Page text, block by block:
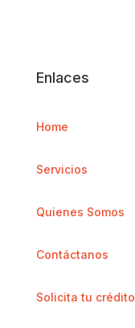
Enlaces
Home
Servicios
Quienes Somos
Contáctanos
Solicita tu crédito